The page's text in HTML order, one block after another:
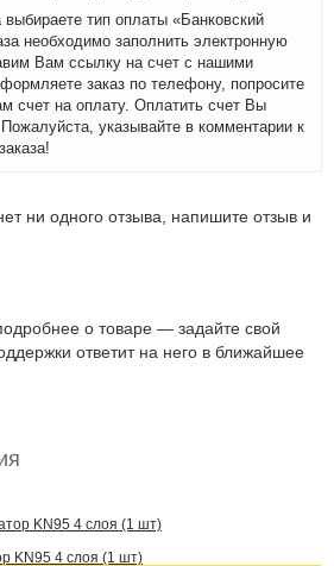
тип оплаты «Банковский
необходимо заполнить электронную
Вам ссылку на счет с нашими
заказ по телефону, попросите
счет на оплату. Оплатить счет Вы
указывайте в комментарии к
ни одного отзыва, напишите отзыв и
о товаре — задайте свой
ответит на него в ближайшее
KN95 4 слоя (1 шт)